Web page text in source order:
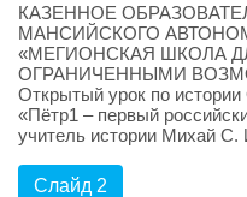
КАЗЕННОЕ
МАНСИЙСКОГО
«МЕГИОНСКАЯ ШКОЛА
ОГРАНИЧЕННЫМИ
Открытый урок по
«Пётр1 – первый
учитель истории Михай С.
Слайд 2